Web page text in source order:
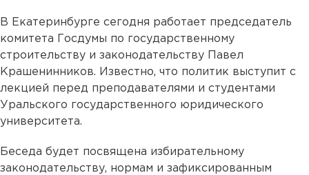
В Екатеринбурге сегодня работает председатель
комитета Госдумы по государственному
строительству и законодательству Павел
Крашенинников. Известно, что политик выступит с
лекцией перед преподавателями и студентами
Уральского государственного юридического
университета.
Беседа будет посвящена избирательному
законодательству, нормам и зафиксированным